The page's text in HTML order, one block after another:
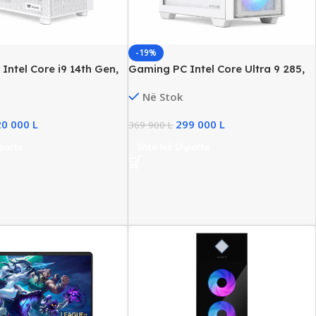
Intel Core i9 14th Gen,
000 L
-19%
Gaming PC Intel Core Ultra 9 285,
RTX 5080 16GB
Në Stok
369 900L 299 000 L